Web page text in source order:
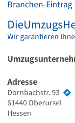
Branchen-Eintrag
Wir garantieren
Adresse
Dornbachstr. 93
61440Oberursel
Hessen